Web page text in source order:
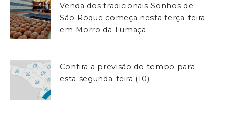
Venda dos tradicionais Sonhos de
São Roque começa nesta terça-feira
em Morro da Fumaça
Confira a previsão do tempo para
esta segunda-feira (10)